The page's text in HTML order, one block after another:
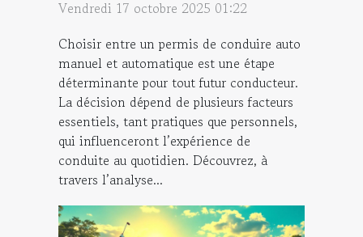
Vendredi 17 octobre 2025 01:22
Choisir entre un permis de conduire auto
manuel et automatique est une étape
déterminante pour tout futur conducteur.
La décision dépend de plusieurs facteurs
essentiels, tant pratiques que personnels,
qui influenceront l’expérience de
conduite au quotidien. Découvrez, à
travers l’analyse...